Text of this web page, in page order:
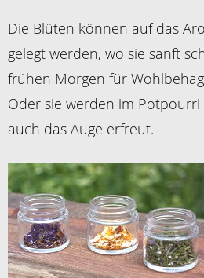
Die Blüten können auf das
gelegt werden, wo sie sanft
frühen Morgen für
Oder sie werden im
auch das Auge erfreut.